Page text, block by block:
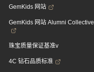
GemKids 网站
GemKids 网站 Alumni Collective
珠宝质量保证基准v
4C 钻石品质标准